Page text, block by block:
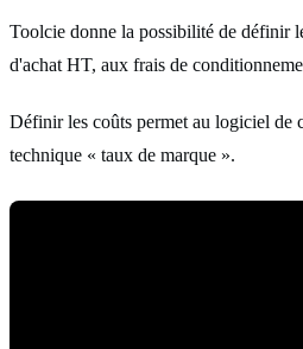
Toolcie donne la possibilité de définir
d'achat HT, aux frais de
Définir les coûts permet au logiciel de
technique « taux de marque ».